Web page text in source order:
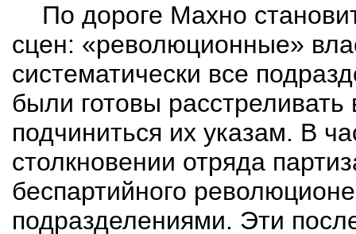
По дороге Махно
сцен: «революционные»
систематически все
были готовы расстреливать
подчиниться их указам. В
столкновении отряда
беспартийного
подразделениями. Эти